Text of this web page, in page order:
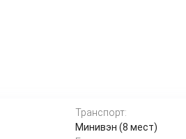
Транспорт:
Минивэн (8 мест)